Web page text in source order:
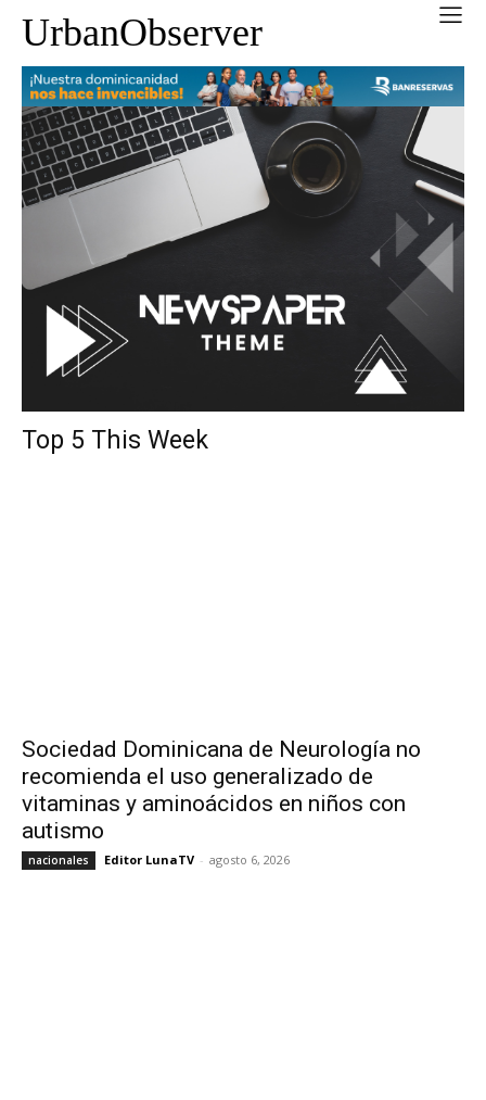
UrbanObserver
Top 5 This Week
Sociedad Dominicana de Neurología no
recomienda el uso generalizado de
vitaminas y aminoácidos en niños con
autismo
nacionales Editor LunaTV - agosto 6, 2026